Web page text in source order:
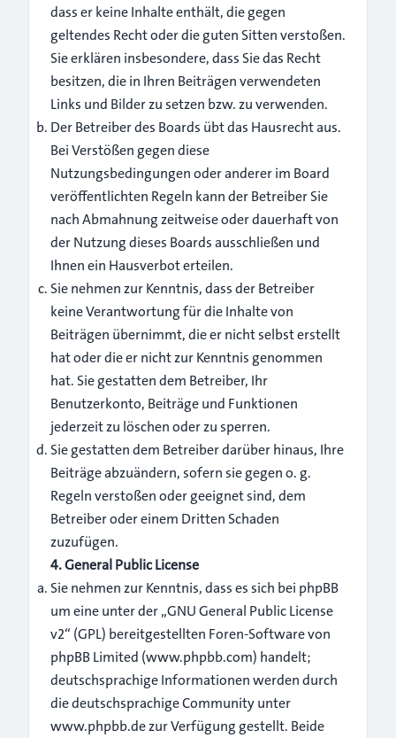
dass er keine Inhalte enthält, die gegen
geltendes Recht oder die guten Sitten verstoßen.
Sie erklären insbesondere, dass Sie das Recht
besitzen, die in Ihren Beiträgen verwendeten
Links und Bilder zu setzen bzw. zu verwenden.
Der Betreiber des Boards übt das Hausrecht aus.
Bei Verstößen gegen diese
Nutzungsbedingungen oder anderer im Board
veröffentlichten Regeln kann der Betreiber Sie
nach Abmahnung zeitweise oder dauerhaft von
der Nutzung dieses Boards ausschließen und
Ihnen ein Hausverbot erteilen.
Sie nehmen zur Kenntnis, dass der Betreiber
keine Verantwortung für die Inhalte von
Beiträgen übernimmt, die er nicht selbst erstellt
hat oder die er nicht zur Kenntnis genommen
hat. Sie gestatten dem Betreiber, Ihr
Benutzerkonto, Beiträge und Funktionen
jederzeit zu löschen oder zu sperren.
Sie gestatten dem Betreiber darüber hinaus, Ihre
Beiträge abzuändern, sofern sie gegen o. g.
Regeln verstoßen oder geeignet sind, dem
Betreiber oder einem Dritten Schaden
zuzufügen.
4. General Public License
Sie nehmen zur Kenntnis, dass es sich bei phpBB
um eine unter der „GNU General Public License
v2“ (GPL) bereitgestellten Foren-Software von
phpBB Limited (www.phpbb.com) handelt;
deutschsprachige Informationen werden durch
die deutschsprachige Community unter
www.phpbb.de zur Verfügung gestellt. Beide